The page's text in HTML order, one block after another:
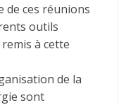
de ces réunions
outils
à cette
de la
sont